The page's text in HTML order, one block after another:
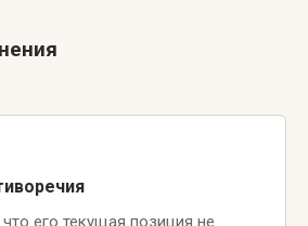
его текущая позиция не